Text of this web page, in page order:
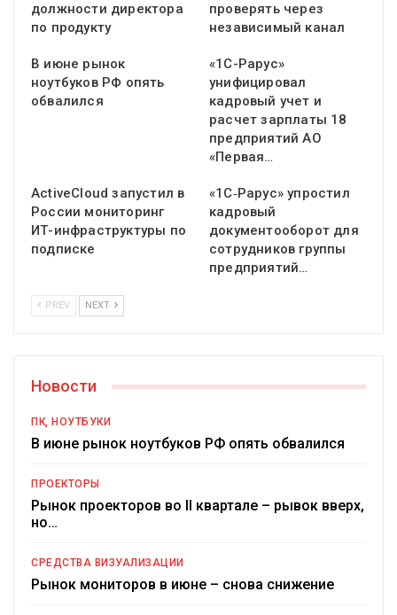
должности директора
по продукту
проверять через
независимый канал
В июне рынок
ноутбуков РФ опять
обвалился
«1С-Рарус»
унифицировал
кадровый учет и
расчет зарплаты 18
предприятий АО
«Первая…
ActiveCloud запустил в
России мониторинг
ИТ-инфраструктуры по
подписке
«1С‑Рарус» упростил
кадровый
документооборот для
сотрудников группы
предприятий…
PREV NEXT
Новости
ПК, НОУТБУКИ
В июне рынок ноутбуков РФ опять обвалился
ПРОЕКТОРЫ
Рынок проекторов во II квартале – рывок вверх,
но…
СРЕДСТВА ВИЗУАЛИЗАЦИИ
Рынок мониторов в июне – снова снижение